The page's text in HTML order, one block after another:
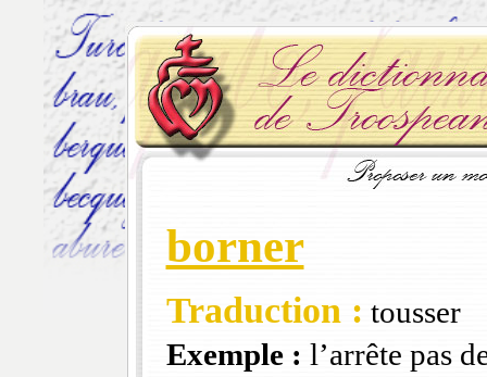
borner
Traduction : tousser
Exemple : l’arrête pas